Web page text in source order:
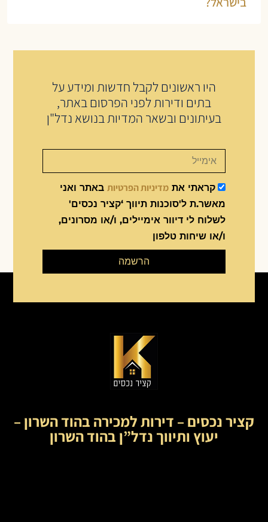
היו ראשונים לקבל חדשות ומידע על
בתים ודירות לפני הפרסום באתר,
בעיתונים ובשאר המדיות בנושא נדל"ן
קראתי את מדיניות הפרטיות באתר ואני
מאשר.ת ל'סוכנות תיווך ‘קציר נכסים'
לשלוח לי דיוור אימיילים, ו/או מסרונים,
ו/או שיחות טלפון
הרשמה
קציר נכסים – דירות למכירה בהוד השרון –
יעוץ ותיווך נדל”ן בהוד השרון